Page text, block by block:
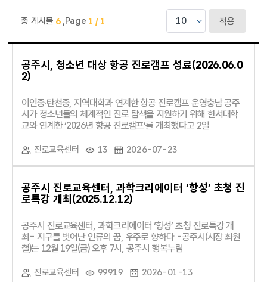
총 게시물 6 ,Page 1 / 1 적용
공주시, 청소년 대상 항공 진로캠프 성료(2026.06.0
2)
이인중·탄천중, 지역대학과 연계한 항공 진로캠프 운영충남 공주
시가 청소년들의 체계적인 진로 탐색을 지원하기 위해 한서대학
교와 연계한 ‘2026년 항공 진로캠프’를 개최했다고 2일
진로교육센터 13 2026-07-23
공주시 진로교육센터, 과학크리에이터 ‘항성’ 초청 진
로특강 개최(2025.12.12)
공주시 진로교육센터, 과학크리에이터 ‘항성’ 초청 진로특강 개
최- 지구를 벗어난 인류의 꿈, 우주로 향하다 -공주시(시장 최원
철)는 12월 19일(금) 오후 7시, 공주시 행복누림
진로교육센터 99919 2026-01-13